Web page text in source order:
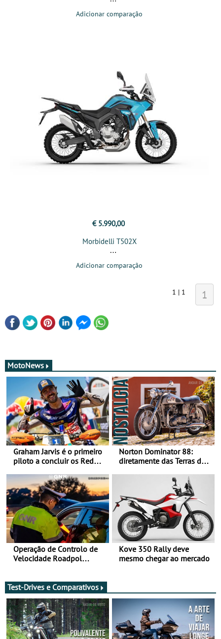
Adicionar comparação
€ 5.990,00
Morbidelli T502X
Adicionar comparação
1 | 1 1
MotoNews
Graham Jarvis é o primeiro
piloto a concluir os Red
moto elétrica
Norton Dominator 88:
diretamente das Terras de
Operação de Controlo de
Velocidade Roadpol
Kove 350 Rally deve
mesmo chegar ao mercado
Test-Drives e Comparativos